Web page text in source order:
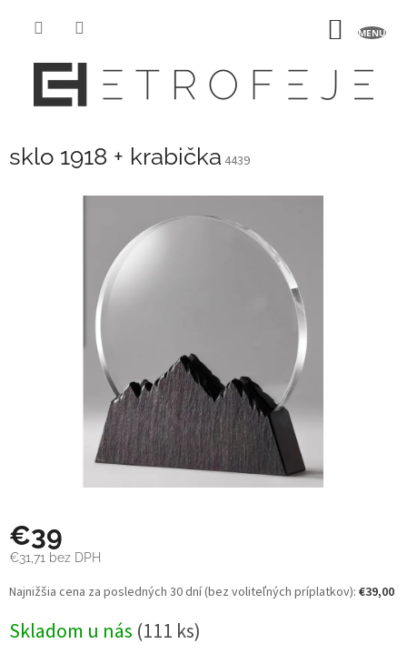
sklo 1918 + krabička 4439
€39
€31,71 bez DPH
Jednotková
cena:
Najnižšia cena za posledných 30 dní (bez voliteľných príplatkov): €39,00
Skladom u nás (111 ks)